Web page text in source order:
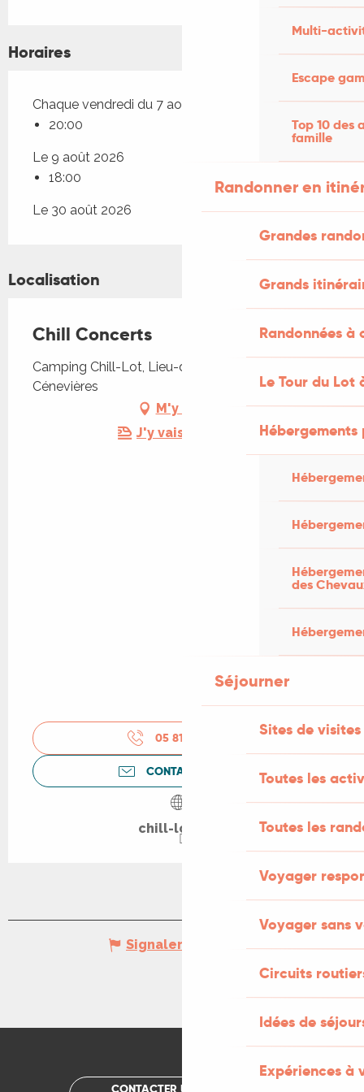
Multi-
Escape
Top 10 des
famille
Randonner en
Grandes
Grands
Randonnées
Le Tour du Lot
des
Séjourner
Sites de visites
Toutes les
Toutes les
Voyager
Voyager sans
Circuits
Idées de
Expériences à
Horaires
Chaque vendredi du 7 août 2026 au 14 août 2026
20:00
Le 9 août 2026
18:00
Le 30 août 2026
Localisation
Chill Concerts
Camping Chill-Lot, Lieu-dit Le Paradou, 46330
Cénevières
M'y rendre
J'y vais en train !
05 81 42 95
CONTACTEZ-NOUS
chill-lot.com
Signaler une erreur
CONTACTER UN OFFICE DE